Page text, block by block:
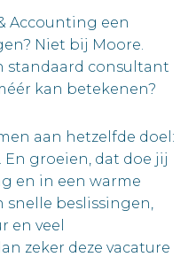
Accounting een
Niet bij Moore.
standaard consultant
kan betekenen?
aan hetzelfde doel:
groeien, dat doe jij
en in een warme
snelle beslissingen,
en veel
zeker deze vacature